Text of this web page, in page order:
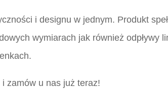
i designu w jednym. Produkt
wymiarach jak również
zamów u nas już teraz!